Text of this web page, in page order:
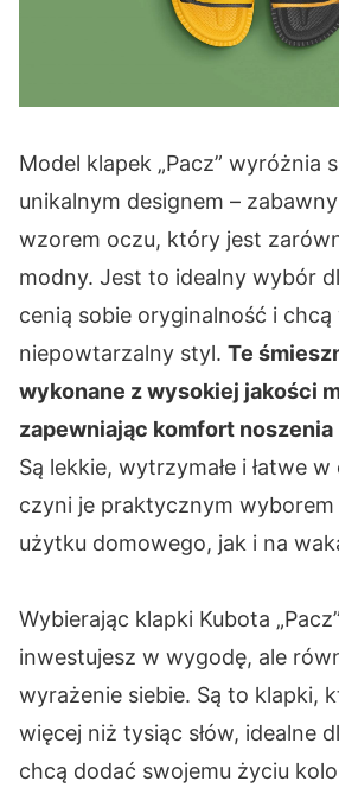
Model klapek „Pacz” wyróżnia
unikalnym designem –
wzorem oczu, który jest
modny. Jest to idealny wybór
cenią sobie oryginalność i
niepowtarzalny styl. Te
wykonane z wysokiej jakości
zapewniając komfort noszenia
Są lekkie, wytrzymałe i łatwe
czyni je praktycznym
użytku domowego, jak i na
Wybierając klapki Kubota
inwestujesz w wygodę, ale
wyrażenie siebie. Są to klapki,
więcej niż tysiąc słów, idealne
chcą dodać swojemu życiu